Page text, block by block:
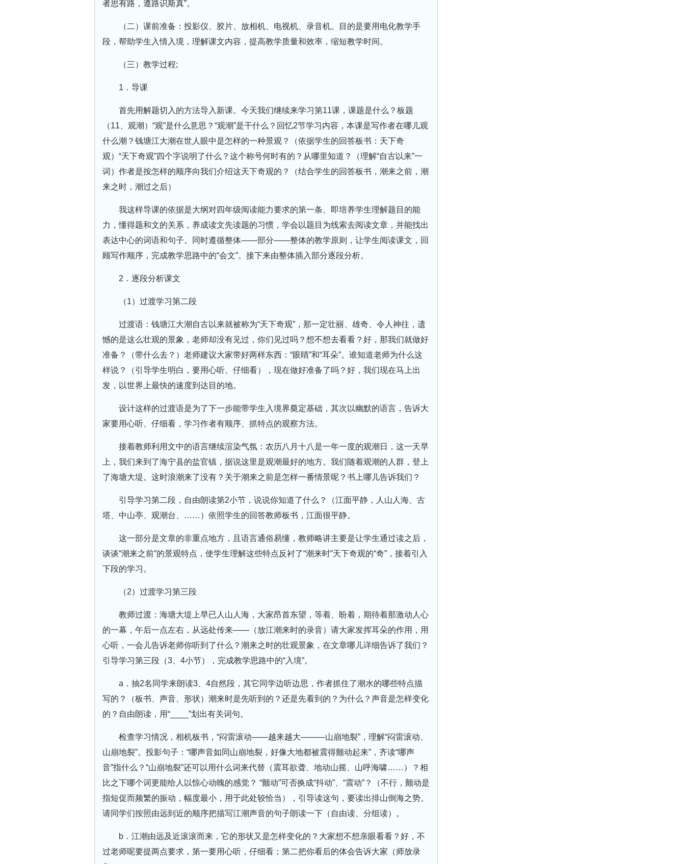
者思有路，遵路识斯真”。
（二）课前准备：投影仪、胶片、放相机、电视机、录音机。目的是要用电化教学手
段，帮助学生入情入境，理解课文内容，提高教学质量和效率，缩短教学时间。
（三）教学过程;
1．导课
首先用解题切入的方法导入新课。今天我们继续来学习第11课，课题是什么？板题
（11、观潮）“观”是什么意思？“观潮”是干什么？回忆2节学习内容，本课是写作者在哪儿观
什么潮？钱塘江大潮在世人眼中是怎样的一种景观？（依据学生的回答板书：天下奇
观）“天下奇观”四个字说明了什么？这个称号何时有的？从哪里知道？（理解“自古以来”一
词）作者是按怎样的顺序向我们介绍这天下奇观的？（结合学生的回答板书，潮来之前，潮
来之时，潮过之后）
我这样导课的依据是大纲对四年级阅读能力要求的第一条、即培养学生理解题目的能
力，懂得题和文的关系，养成读文先读题的习惯，学会以题目为线索去阅读文章，并能找出
表达中心的词语和句子。同时遵循整体——部分——整体的教学原则，让学生阅读课文，回
顾写作顺序，完成教学思路中的“会文”。接下来由整体插入部分逐段分析。
2．逐段分析课文
（1）过渡学习第二段
过渡语：钱塘江大潮自古以来就被称为“天下奇观”，那一定壮丽、雄奇、令人神往，遗
憾的是这么壮观的景象，老师却没有见过，你们见过吗？想不想去看看？好，那我们就做好
准备？（带什么去？）老师建议大家带好两样东西：“眼睛”和“耳朵”。谁知道老师为什么这
样说？（引导学生明白，要用心听、仔细看），现在做好准备了吗？好，我们现在马上出
发，以世界上最快的速度到达目的地。
设计这样的过渡语是为了下一步能带学生入境界奠定基础，其次以幽默的语言，告诉大
家要用心听、仔细看，学习作者有顺序、抓特点的观察方法。
接着教师利用文中的语言继续渲染气氛：农历八月十八是一年一度的观潮日，这一天早
上，我们来到了海宁县的盐官镇，据说这里是观潮最好的地方。我们随着观潮的人群，登上
了海塘大堤。这时浪潮来了没有？关于潮来之前是怎样一番情景呢？书上哪儿告诉我们？
引导学习第二段，自由朗读第2小节，说说你知道了什么？（江面平静，人山人海、古
塔、中山亭、观潮台、……）依照学生的回答教师板书，江面很平静。
这一部分是文章的非重点地方，且语言通俗易懂，教师略讲主要是让学生通过读之后，
谈谈“潮来之前”的景观特点，使学生理解这些特点反衬了“潮来时”天下奇观的“奇”，接着引入
下段的学习。
（2）过渡学习第三段
教师过渡：海塘大堤上早已人山人海，大家昂首东望，等着、盼着，期待着那激动人心
的一幕，午后一点左右，从远处传来——（放江潮来时的录音）请大家发挥耳朵的作用，用
心听，一会儿告诉老师你听到了什么？潮来之时的壮观景象，在文章哪儿详细告诉了我们？
引导学习第三段（3、4小节），完成教学思路中的“入境”。
a．抽2名同学来朗读3、4自然段，其它同学边听边思，作者抓住了潮水的哪些特点描
写的？（板书、声音、形状）潮来时是先听到的？还是先看到的？为什么？声音是怎样变化
的？自由朗读，用“____”划出有关词句。
检查学习情况，相机板书，“闷雷滚动——越来越大———山崩地裂”，理解“闷雷滚动、
山崩地裂”。投影句子：“哪声音如同山崩地裂，好像大地都被震得颤动起来”，齐读“哪声
音”指什么？“山崩地裂”还可以用什么词来代替（震耳欲聋、地动山摇、山呼海啸……）？相
比之下哪个词更能给人以惊心动魄的感觉？ “颤动”可否换成“抖动”、“震动”？（不行，颤动是
指短促而频繁的振动，幅度最小，用于此处较恰当），引导读这句，要读出排山倒海之势。
请同学们按照由远到近的顺序把描写江潮声音的句子朗读一下（自由读、分组读）。
b．江潮由远及近滚滚而来，它的形状又是怎样变化的？大家想不想亲眼看看？好，不
过老师呢要提两点要求，第一要用心听，仔细看；第二把你看后的体会告诉大家（师放录